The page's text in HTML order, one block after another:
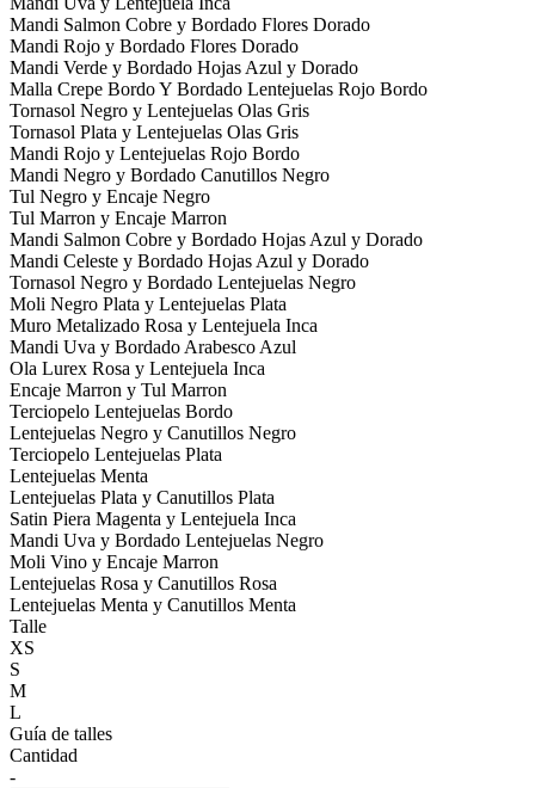
Mandi Salmon Cobre y Bordado Flores Dorado
Mandi Rojo y Bordado Flores Dorado
Mandi Verde y Bordado Hojas Azul y Dorado
Malla Crepe Bordo Y Bordado Lentejuelas Rojo Bordo
Tornasol Negro y Lentejuelas Olas Gris
Tornasol Plata y Lentejuelas Olas Gris
Mandi Rojo y Lentejuelas Rojo Bordo
Mandi Negro y Bordado Canutillos Negro
Tul Negro y Encaje Negro
Tul Marron y Encaje Marron
Mandi Salmon Cobre y Bordado Hojas Azul y Dorado
Mandi Celeste y Bordado Hojas Azul y Dorado
Tornasol Negro y Bordado Lentejuelas Negro
Moli Negro Plata y Lentejuelas Plata
Muro Metalizado Rosa y Lentejuela Inca
Mandi Uva y Bordado Arabesco Azul
Ola Lurex Rosa y Lentejuela Inca
Encaje Marron y Tul Marron
Terciopelo Lentejuelas Bordo
Lentejuelas Negro y Canutillos Negro
Terciopelo Lentejuelas Plata
Lentejuelas Menta
Lentejuelas Plata y Canutillos Plata
Satin Piera Magenta y Lentejuela Inca
Mandi Uva y Bordado Lentejuelas Negro
Moli Vino y Encaje Marron
Lentejuelas Rosa y Canutillos Rosa
Lentejuelas Menta y Canutillos Menta
Talle
XS
S
M
L
Guía de talles
Cantidad
-